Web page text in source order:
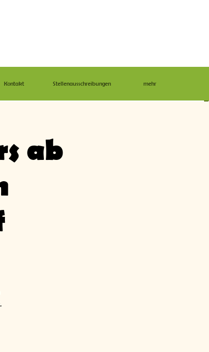
Kontakt Stellenausschreibungen mehr
ab